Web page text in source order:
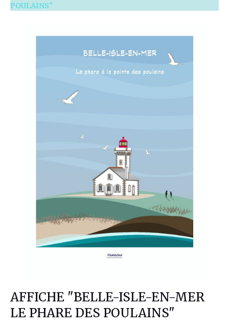
POULAINS"
AFFICHE "BELLE-ISLE-EN-MER
LE PHARE DES POULAINS"